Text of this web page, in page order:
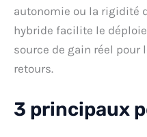
autonomie ou la rigidité
hybride facilite le
source de gain réel pour
retours.
3 principaux